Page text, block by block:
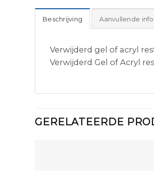
Beschrijving Aanvullende
Verwijderd gel of acryl
Verwijderd Gel of Acryl
GERELATEERDE